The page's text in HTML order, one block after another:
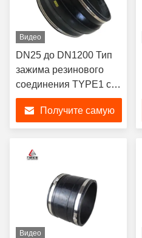
Видео
DN25 до DN1200 Тип
зажима резинового
соединения TYPE1 с
смещением изгиба
Получите самую
Видео